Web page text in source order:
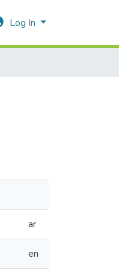
Log In
ar
en